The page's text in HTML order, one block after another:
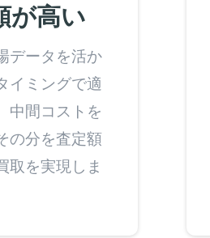
が高い
データを活か
イミングで適
中間コストを
の分を査定額
取を実現しま